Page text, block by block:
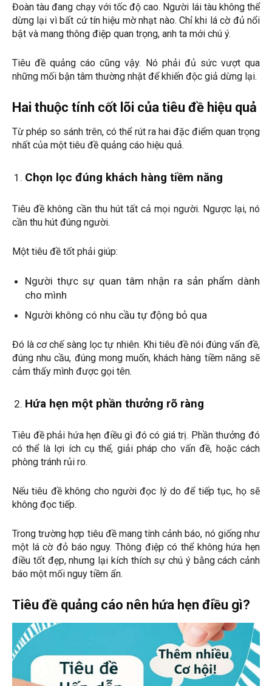
Đoàn tàu đang chạy với tốc độ cao. Người lái tàu không thể
dừng lại vì bất cứ tín hiệu mờ nhạt nào. Chỉ khi lá cờ đủ nổi
bật và mang thông điệp quan trọng, anh ta mới chú ý.
Tiêu đề quảng cáo cũng vậy. Nó phải đủ sức vượt qua
những mối bận tâm thường nhật để khiến độc giả dừng lại.
Hai thuộc tính cốt lõi của tiêu đề hiệu quả
Từ phép so sánh trên, có thể rút ra hai đặc điểm quan trọng
nhất của một tiêu đề quảng cáo hiệu quả.
Chọn lọc đúng khách hàng tiềm năng
Tiêu đề không cần thu hút tất cả mọi người. Ngược lại, nó
cần thu hút đúng người.
Một tiêu đề tốt phải giúp:
Người thực sự quan tâm nhận ra sản phẩm dành
cho mình
Người không có nhu cầu tự động bỏ qua
Đó là cơ chế sàng lọc tự nhiên. Khi tiêu đề nói đúng vấn đề,
đúng nhu cầu, đúng mong muốn, khách hàng tiềm năng sẽ
cảm thấy mình được gọi tên.
Hứa hẹn một phần thưởng rõ ràng
Tiêu đề phải hứa hẹn điều gì đó có giá trị. Phần thưởng đó
có thể là lợi ích cụ thể, giải pháp cho vấn đề, hoặc cách
phòng tránh rủi ro.
Nếu tiêu đề không cho người đọc lý do để tiếp tục, họ sẽ
không đọc tiếp.
Trong trường hợp tiêu đề mang tính cảnh báo, nó giống như
một lá cờ đỏ báo nguy. Thông điệp có thể không hứa hẹn
điều tốt đẹp, nhưng lại kích thích sự chú ý bằng cách cảnh
báo một mối nguy tiềm ẩn.
Tiêu đề quảng cáo nên hứa hẹn điều gì?